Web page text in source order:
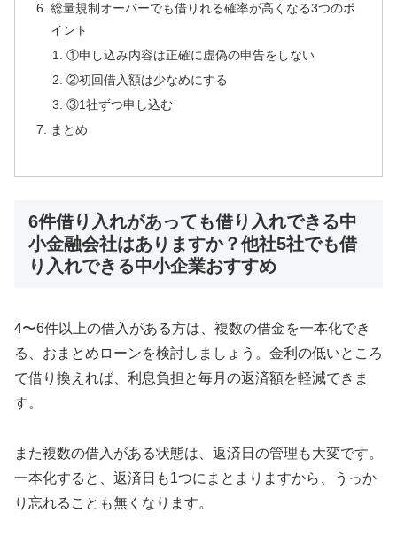
総量規制オーバーでも借りれる確率が高くなる3つのポ
イント
①申し込み内容は正確に虚偽の申告をしない
②初回借入額は少なめにする
③1社ずつ申し込む
まとめ
6件借り入れがあっても借り入れできる中
小金融会社はありますか？他社5社でも借
り入れできる中小企業おすすめ
4〜6件以上の借入がある方は、複数の借金を一本化でき
る、おまとめローンを検討しましょう。金利の低いところ
で借り換えれば、利息負担と毎月の返済額を軽減できま
す。
また複数の借入がある状態は、返済日の管理も大変です。
一本化すると、返済日も1つにまとまりますから、うっか
り忘れることも無くなります。